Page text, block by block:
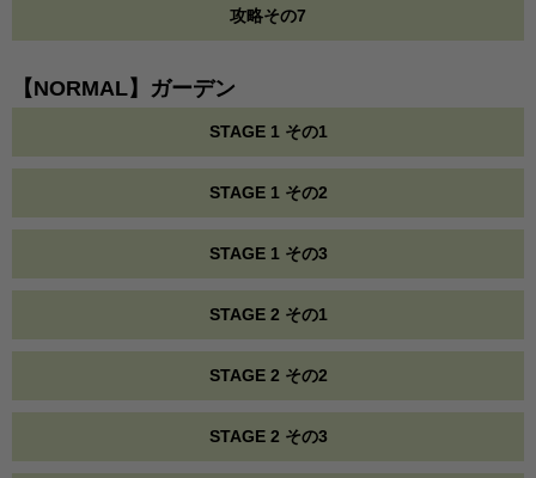
攻略その7
【NORMAL】ガーデン
STAGE 1 その1
STAGE 1 その2
STAGE 1 その3
STAGE 2 その1
STAGE 2 その2
STAGE 2 その3